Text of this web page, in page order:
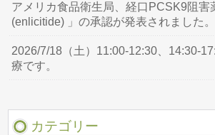
アメリカ食品衛生局、経口PCSK9阻害
(enlicitide) 」の承認が発表されました。
2026/7/18（土）11:00-12:30、14:30-
療です。
カテゴリー